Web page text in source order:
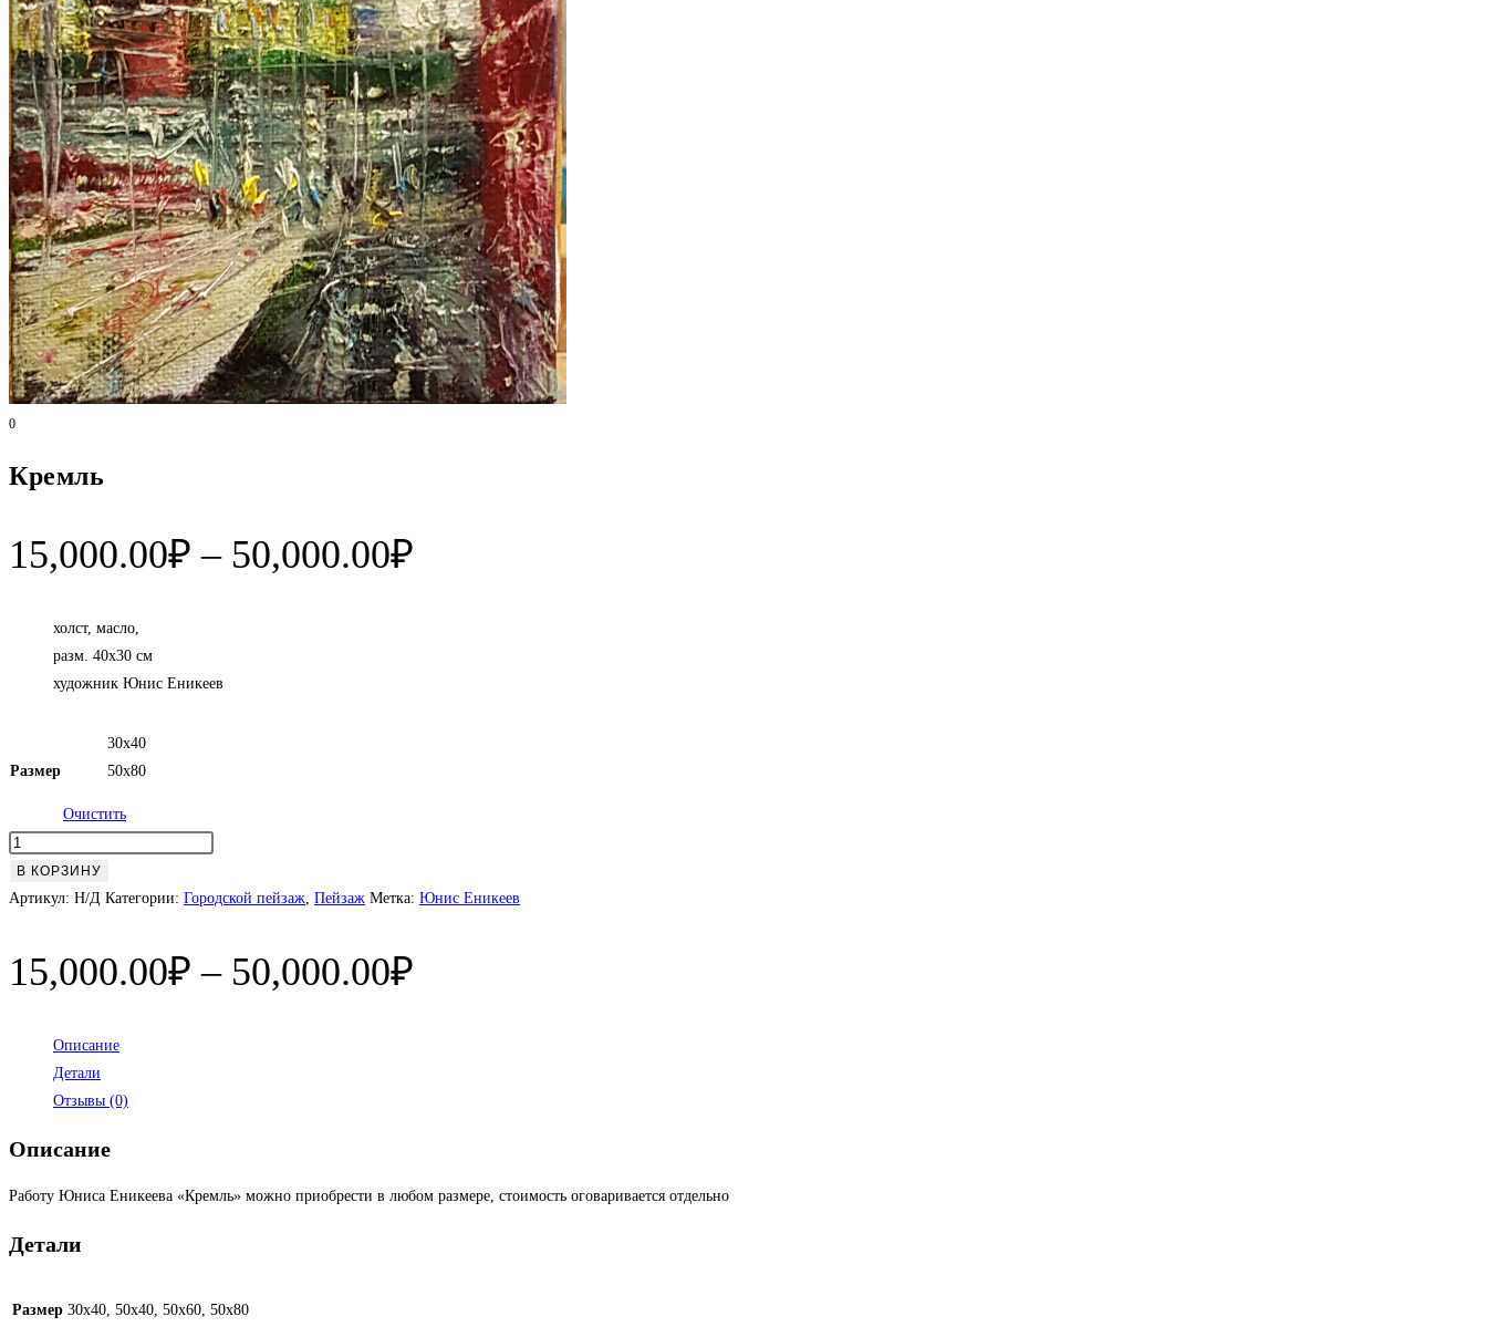
0
Кремль
15,000.00₽ – 50,000.00₽
холст, масло,
разм. 40х30 см
художник Юнис Еникеев
Размер
30х40
50х80
Очистить
Количество
товара
Кремль
В КОРЗИНУ
Артикул: Н/Д Категории: Городской пейзаж Пейзаж Метка: Юнис Еникеев
15,000.00₽ – 50,000.00₽
Описание
Детали
Отзывы (0)
Описание
Работу Юниса Еникеева «Кремль» можно приобрести в любом размере, стоимость оговаривается отдельно
Детали
Размер 30х40, 50х40, 50х60, 50х80